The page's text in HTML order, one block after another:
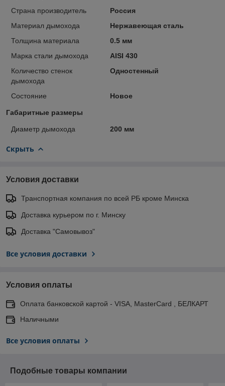
Страна производитель
Россия
Материал дымохода
Нержавеющая сталь
Толщина материала
0.5 мм
Марка стали дымохода
AISI 430
Количество стенок
дымохода
Одностенный
Состояние Новое
Габаритные размеры
Диаметр дымохода 200 мм
Скрыть
Условия доставки
Транспортная компания по всей РБ кроме Минска
Доставка курьером по г. Минску
Доставка "Самовывоз"
Все условия доставки
Условия оплаты
Оплата банковской картой - VISA, MasterCard , БЕЛКАРТ
Наличными
Все условия оплаты
Подобные товары компании